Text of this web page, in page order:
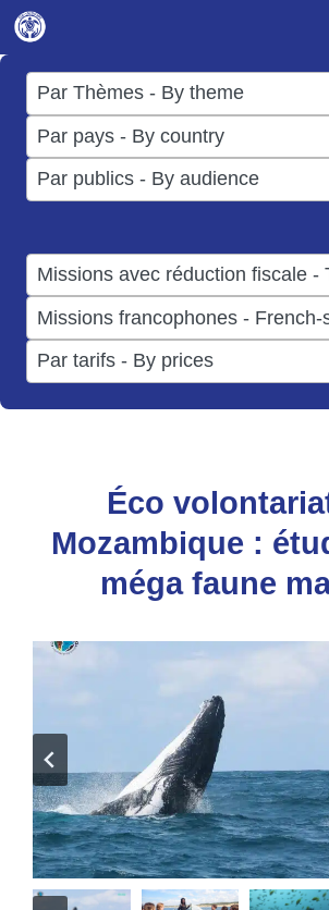
Aller
au
contenu
Par Thèmes - By theme
17
results
available
Par pays - By country
50
results
available
Par publics - By audience
results
result
available
result
available
Par tarifs - By prices
results
available
Éco
Mozambique :
méga faune